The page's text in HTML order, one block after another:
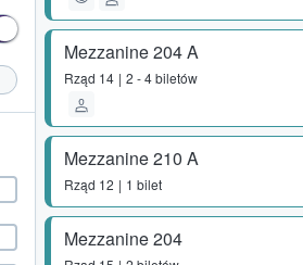
Mezzanine 204 A
Rząd 14 2 - 4 biletów
Mezzanine 210 A
Rząd 12 1 bilet
Mezzanine 204